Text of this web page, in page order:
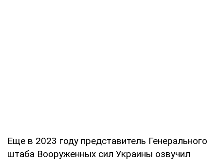
Еще в 2023 году представитель Генерального
штаба Вооруженных сил Украины озвучил